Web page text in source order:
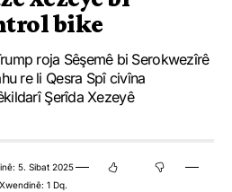
bike
roja Sêşemê bi Serokwezîrê
re li Qesra Spî civîna
Şerîda Xezeyê
5. Sibat 2025
1 Dq.